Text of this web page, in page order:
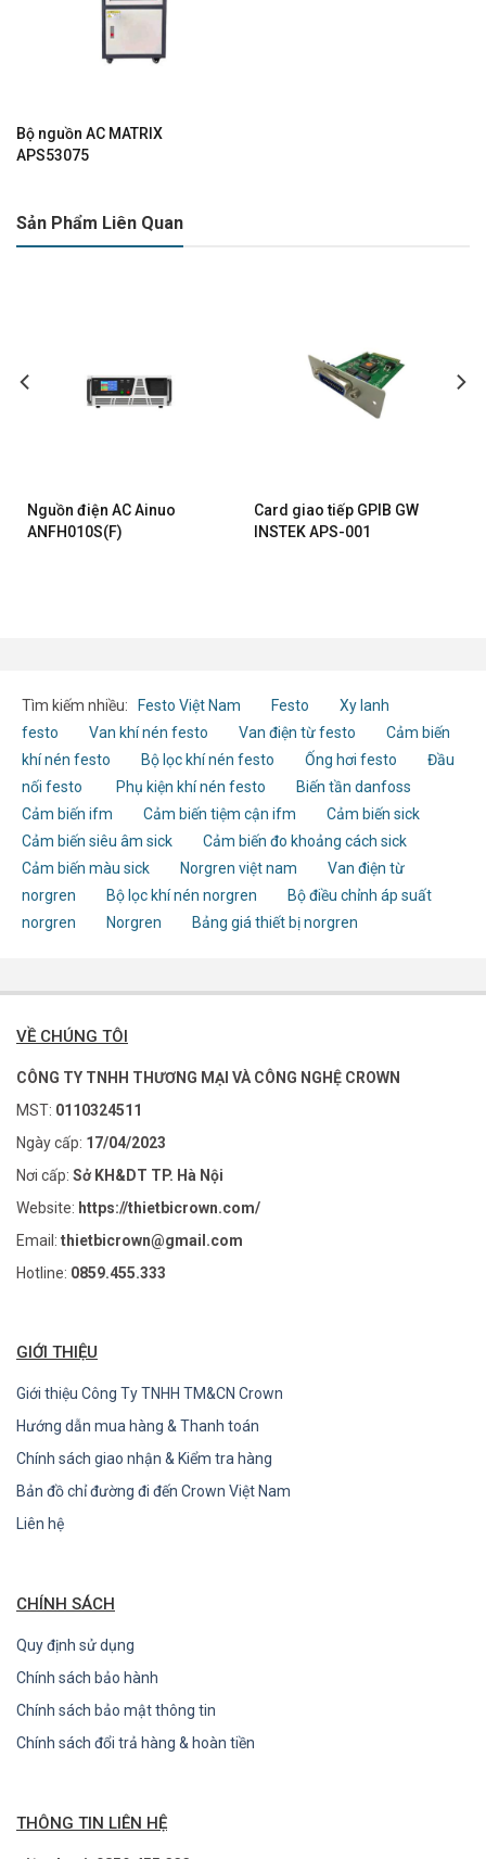
Bộ nguồn AC MATRIX
APS53075
Sản Phẩm Liên Quan
Nguồn điện AC Ainuo
ANFH010S(F)
Card giao tiếp GPIB GW
INSTEK APS-001
Tìm kiếm nhiều: Festo Việt Nam Festo
Xy lanh
festo
Van khí nén festo Van điện từ festo
Cảm biến
khí nén festo
Bộ lọc khí nén festo Ống hơi festo
Đầu
nối festo
Phụ kiện khí nén festo
Biến tần danfoss
Cảm biến ifm
Cảm biến tiệm cận ifm
Cảm biến sick
Cảm biến siêu âm sick
Cảm biến đo khoảng cách sick
Cảm biến màu sick
Norgren việt nam
Van điện từ
norgren
Bộ lọc khí nén norgren
Bộ điều chỉnh áp suất
norgren
Norgren Bảng giá thiết bị norgren
VỀ CHÚNG TÔI
CÔNG TY TNHH THƯƠNG MẠI VÀ CÔNG NGHỆ CROWN
MST: 0110324511
Ngày cấp: 17/04/2023
Nơi cấp: Sở KH&DT TP. Hà Nội
Website: https://thietbicrown.com/
Email: thietbicrown@gmail.com
Hotline: 0859.455.333
GIỚI THIỆU
Giới thiệu Công Ty TNHH TM&CN Crown
Hướng dẫn mua hàng & Thanh toán
Chính sách giao nhận & Kiểm tra hàng
Bản đồ chỉ đường đi đến Crown Việt Nam
Liên hệ
CHÍNH SÁCH
Quy định sử dụng
Chính sách bảo hành
Chính sách bảo mật thông tin
Chính sách đổi trả hàng & hoàn tiền
THÔNG TIN LIÊN HỆ